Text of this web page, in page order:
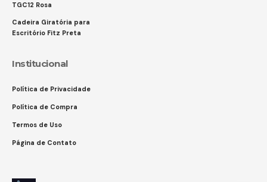
TGC12 Rosa
Cadeira Giratória para
Escritório Fitz Preta
Institucional
Política de Privacidade
Política de Compra
Termos de Uso
Página de Contato